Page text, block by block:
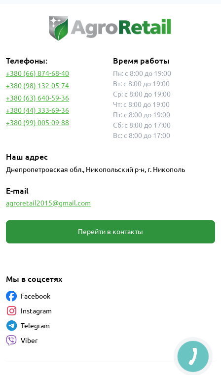
Телефоны:
+380 (66) 874-68-40
+380 (98) 132-05-74
+380 (63) 640-59-36
+380 (44) 333-69-36
+380 (99) 005-09-88
Время работы
Пн: с 8:00 до 19:00
Вт: с 8:00 до 19:00
Ср: с 8:00 до 19:00
Чт: с 8:00 до 19:00
Пт: с 8:00 до 19:00
Сб: с 8:00 до 17:00
Вс: с 8:00 до 17:00
Наш адрес
Днепропетровская обл., Никопольский р-н, г. Никополь
E-mail
agroretail2015@gmail.com
Перейти в контакты
Мы в соцсетях
Facebook
Instagram
Telegram
Viber